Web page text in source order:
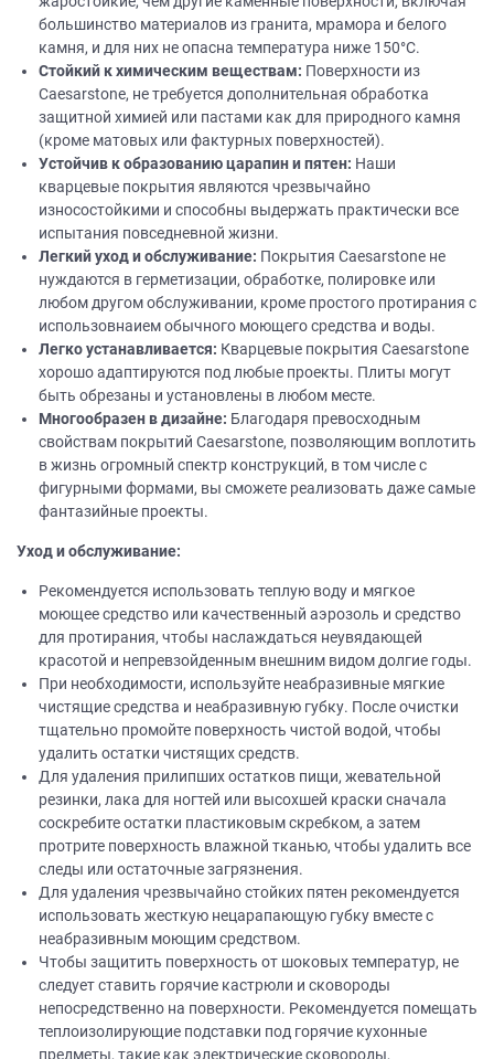
большинство материалов из гранита, мрамора и белого
камня, и для них не опасна температура ниже 150°C.
Стойкий к химическим веществам: Поверхности из
Caesarstone, не требуется дополнительная обработка
защитной химией или пастами как для природного камня
(кроме матовых или фактурных поверхностей).
Устойчив к образованию царапин и пятен: Наши
кварцевые покрытия являются чрезвычайно
износостойкими и способны выдержать практически все
испытания повседневной жизни.
Легкий уход и обслуживание: Покрытия Caesarstone не
нуждаются в герметизации, обработке, полировке или
любом другом обслуживании, кроме простого протирания с
использовнаием обычного моющего средства и воды.
Легко устанавливается: Кварцевые покрытия Caesarstone
хорошо адаптируются под любые проекты. Плиты могут
быть обрезаны и установлены в любом месте.
Многообразен вдизайне: Благодаря превосходным
свойствам покрытий Caesarstone, позволяющим воплотить
в жизнь огромный спектр конструкций, в том числе с
фигурными формами, вы сможете реализовать даже самые
фантазийные проекты.
Уход и обслуживание:
Рекомендуется использовать теплую воду и мягкое
моющее средство или качественный аэрозоль и средство
для протирания, чтобы наслаждаться неувядающей
красотой и непревзойденным внешним видом долгие годы.
При необходимости, используйте неабразивные мягкие
чистящие средства и неабразивную губку. После очистки
тщательно промойте поверхность чистой водой, чтобы
удалить остатки чистящих средств.
Для удаления прилипших остатков пищи, жевательной
резинки, лака для ногтей или высохшей краски сначала
соскребите остатки пластиковым скребком, а затем
протрите поверхность влажной тканью, чтобы удалить все
следы или остаточные загрязнения.
Для удаления чрезвычайно стойких пятен рекомендуется
использовать жесткую нецарапающую губку вместе с
неабразивным моющим средством.
Чтобы защитить поверхность от шоковых температур, не
следует ставить горячие кастрюли и сковороды
непосредственно на поверхности. Рекомендуется помещать
теплоизолирующие подставки под горячие кухонные
предметы, такие как электрические сковороды,